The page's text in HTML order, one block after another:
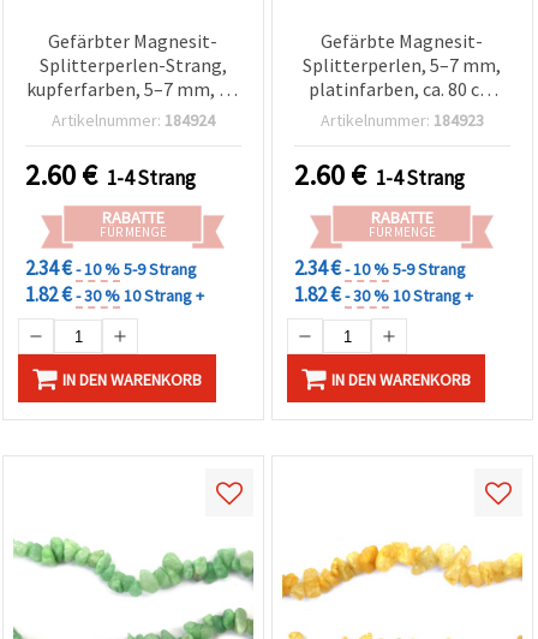
Gefärbter Magnesit-
Splitterperlen-Strang,
kupferfarben, 5–7 mm, ca.
80 cm (31,5 Zoll),
Schmuckherstellung &
DIY Halsketten &
Armbänder
Artikelnummer: 184924
2.60€ 1-4 Strang
RABATTE
FÜR MENGE
2.34 €- 10 %5-9 Strang
1.82 €- 30 %10 Strang +
IN DEN WARENKORB
Gefärbte Magnesit-
Splitterperlen, 5–7 mm,
platinfarben, ca. 80 cm
Perlenstrang – für
Artikelnummer: 184923
2.60€ 1-4 Strang
RABATTE
FÜR MENGE
2.34 €- 10 %5-9 Strang
1.82 €- 30 %10 Strang +
IN DEN WARENKORB